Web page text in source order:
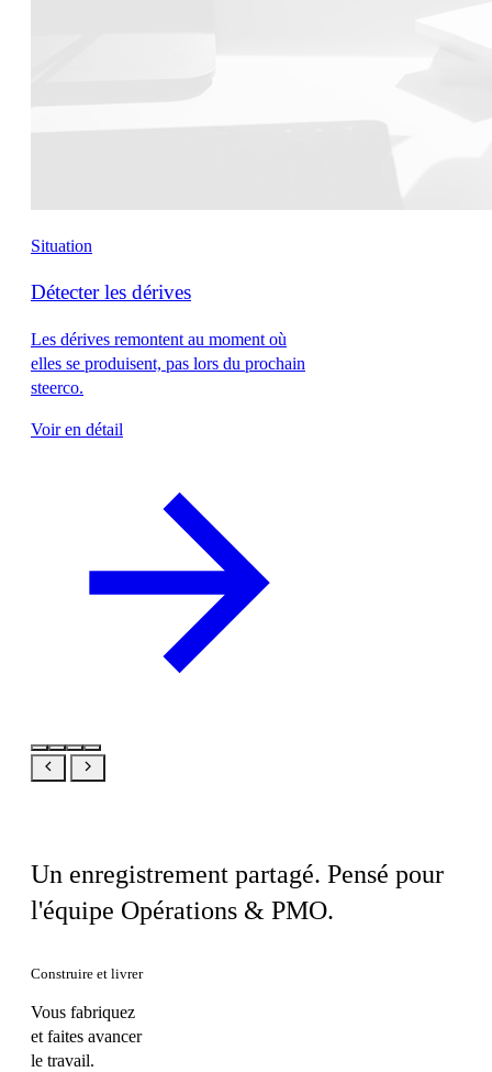
Situation
Détecter les dérives
Les dérives remontent au moment où
elles se produisent, pas lors du prochain
steerco.
Voir en détail
Un enregistrement partagé. Pensé pour
l'équipe Opérations & PMO.
Construire et livrer
Vous fabriquez
et faites avancer
le travail.